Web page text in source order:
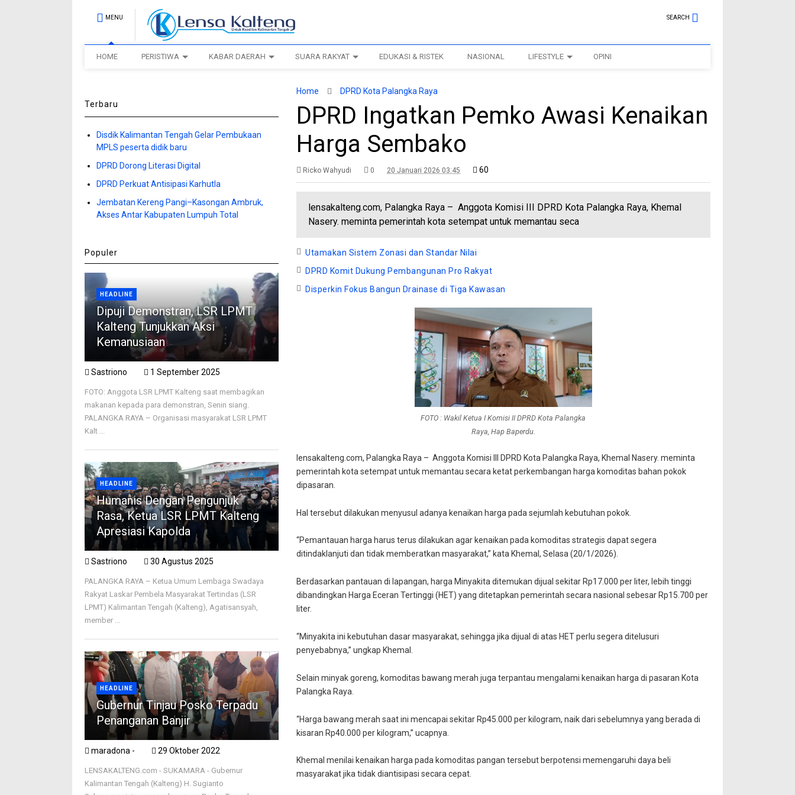
MENU SEARCH
HOME PERISTIWA KABAR DAERAH SUARA RAKYAT EDUKASI & RISTEK NASIONAL LIFESTYLE OPINI
Home DPRD Kota Palangka Raya
DPRD Ingatkan Pemko Awasi Kenaikan
Harga Sembako
Ricko Wahyudi 0 20 Januari 2026 03:45 60
lensakalteng.com, Palangka Raya – Anggota Komisi III DPRD Kota Palangka Raya, Khemal
Nasery. meminta pemerintah kota setempat untuk memantau seca
Utamakan Sistem Zonasi dan Standar Nilai
DPRD Komit Dukung Pembangunan Pro Rakyat
Disperkin Fokus Bangun Drainase di Tiga Kawasan
FOTO : Wakil Ketua I Komisi II DPRD Kota Palangka
Raya, Hap Baperdu.
lensakalteng.com, Palangka Raya – Anggota Komisi III DPRD Kota Palangka Raya, Khemal Nasery. meminta
pemerintah kota setempat untuk memantau secara ketat perkembangan harga komoditas bahan pokok
dipasaran.
Hal tersebut dilakukan menyusul adanya kenaikan harga pada sejumlah kebutuhan pokok.
“Pemantauan harga harus terus dilakukan agar kenaikan pada komoditas strategis dapat segera
ditindaklanjuti dan tidak memberatkan masyarakat,” kata Khemal, Selasa (20/1/2026).
Berdasarkan pantauan di lapangan, harga Minyakita ditemukan dijual sekitar Rp17.000 per liter, lebih tinggi
dibandingkan Harga Eceran Tertinggi (HET) yang ditetapkan pemerintah secara nasional sebesar Rp15.700 per
liter.
“Minyakita ini kebutuhan dasar masyarakat, sehingga jika dijual di atas HET perlu segera ditelusuri
penyebabnya,” ungkap Khemal.
Selain minyak goreng, komoditas bawang merah juga terpantau mengalami kenaikan harga di pasaran Kota
Palangka Raya.
“Harga bawang merah saat ini mencapai sekitar Rp45.000 per kilogram, naik dari sebelumnya yang berada di
kisaran Rp40.000 per kilogram,” ucapnya.
Khemal menilai kenaikan harga pada komoditas pangan tersebut berpotensi memengaruhi daya beli
masyarakat jika tidak diantisipasi secara cepat.
Terbaru
Disdik Kalimantan Tengah Gelar Pembukaan
MPLS peserta didik baru
DPRD Dorong Literasi Digital
DPRD Perkuat Antisipasi Karhutla
Jembatan Kereng Pangi–Kasongan Ambruk,
Akses Antar Kabupaten Lumpuh Total
Populer
HEADLINE
Dipuji Demonstran, LSR LPMT
Kalteng Tunjukkan Aksi
Kemanusiaan
Sastriono 1 September 2025
FOTO: Anggota LSR LPMT Kalteng saat membagikan
makanan kepada para demonstran, Senin siang.
PALANGKA RAYA – Organisasi masyarakat LSR LPMT
Kalt ...
HEADLINE
Humanis Dengan Pengunjuk
Rasa, Ketua LSR LPMT Kalteng
Apresiasi Kapolda
Sastriono 30 Agustus 2025
PALANGKA RAYA – Ketua Umum Lembaga Swadaya
Rakyat Laskar Pembela Masyarakat Tertindas (LSR
LPMT) Kalimantan Tengah (Kalteng), Agatisansyah,
member ...
HEADLINE
Gubernur Tinjau Posko Terpadu
Penanganan Banjir
maradona - 29 Oktober 2022
LENSAKALTENG.com - SUKAMARA - Gubernur
Kalimantan Tengah (Kalteng) H. Sugianto